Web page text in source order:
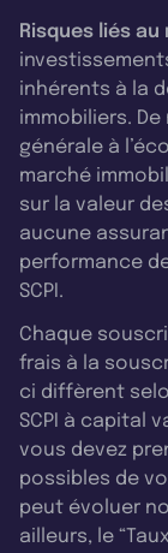
Risques liés
inhérents à la
immobiliers.
générale à
marché
sur la valeur
aucune
performance
SCPI.
Chaque
frais à la
ci diffèrent
SCPI à capital
vous devez
possibles de
peut évoluer
ailleurs, le